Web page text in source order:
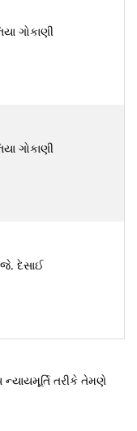
ગોકાણી
ગોકાણી
જે. દેસાઈ
તરીકે તેમણે